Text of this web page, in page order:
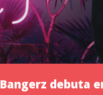
Bangerz debuta